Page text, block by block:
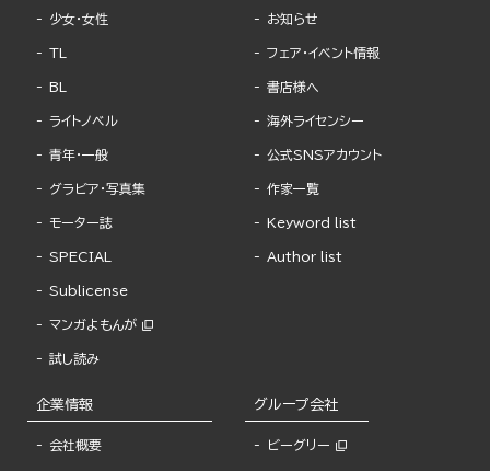
少女・女性
TL
BL
ライトノベル
青年・一般
グラビア・写真集
モーター誌
SPECIAL
Sublicense
マンガよもんが
試し読み
お知らせ
フェア・イベント情報
書店様へ
海外ライセンシー
公式SNSアカウント
作家一覧
Keyword list
Author list
企業情報
会社概要
グループ会社
ビーグリー